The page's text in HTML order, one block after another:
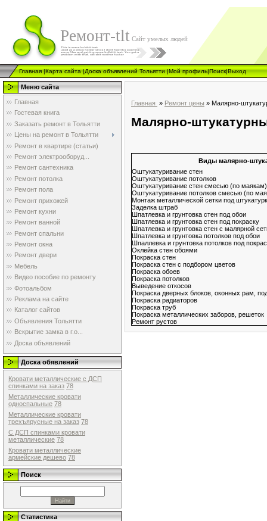
Ремонт-tlt Сайт умелых людей
Главная|Карта сайта|Доска объявлений Тольятти|Мой профиль|Поиск|Выход
Меню сайта
Главная
Гостевая книга
Заказать ремонт в Тольятти
Цены на ремонт в Тольятти
Ремонт в квартире (статьи)
Ремонт электрооборуд...
Ремонт сантехника
Ремонт потолка
Ремонт пола
Ремонт прихожей
Ремонт кухни
Ремонт ванной
Ремонт спальни
Ремонт окна
Ремонт двери
Мебель
Видео пособие по ремонту
Фотоальбом
Реклама на сайте
Каталог сайтов
Объявления Тольятти
Вскрытие замка в г.о...
Доска объявлений
Доска обявлений
Кровати металлические с ДСП
спинками на заказ 78
Металлические кровати
односпальные 78
Металлические кровати
трехъярусные на заказ 78
С ДСП спинками кровати
металлические 78
Кровати металлические
армейские дешево 78
Поиск
Статистика
Главная » Ремонт цены » Малярно-
Малярно-
Виды малярно-
Оштукатуривание стен
Оштукатуривание потолков
Оштукатуривание стен смесью (по маякам)
Оштукатуривание потолков смесью (по
Монтаж металлической сетки под
Заделка штраб
Шпатлевка и грунтовка стен под обои
Шпатлевка и грунтовка стен под покраску
Шпатлевка и грунтовка стен с малярной
Шпатлевка и грунтовка потолков под обои
Шпаллевка и грунтовка потолков под
Оклейка стен обоями
Покраска стен
Покраска стен с подбором цветов
Покраска обоев
Покраска потолков
Выведение откосов
Покраска дверных блоков, оконных рам,
Покраска радиаторов
Покраска труб
Покраска металлических заборов, решеток
Ремонт рустов